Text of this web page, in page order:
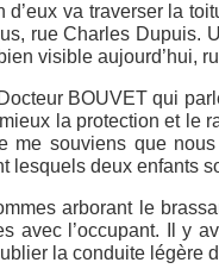
d’eux va traverser la
rue Charles Dupuis.
visible aujourd’hui,
BOUVET qui
la protection et le
me souviens que
lesquels deux enfants
arborant le
avec l’occupant. Il y
la conduite